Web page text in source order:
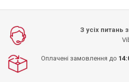
З усіх питань
Оплачені замовлення до